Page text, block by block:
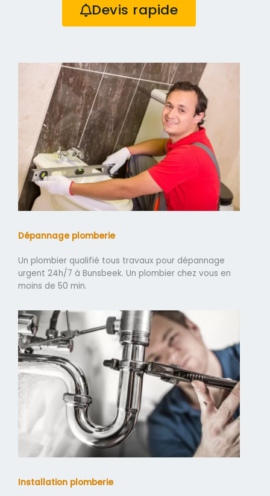
Devis rapide
Dépannage plomberie
Un plombier qualifié tous travaux pour dépannage
urgent 24h/7 à Bunsbeek. Un plombier chez vous en
moins de 50 min.
Installation plomberie